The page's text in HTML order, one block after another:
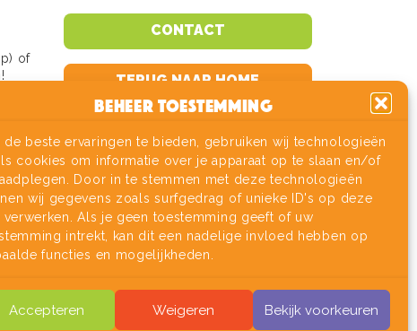
Beheer toestemming
de beste ervaringen te bieden, gebruiken wij technologieën
cookies om informatie over je apparaat op te slaan en/of
Door in te stemmen met deze technologieën
wij gegevens zoals surfgedrag of unieke ID's op deze
verwerken. Als je geen toestemming geeft of uw
intrekt, kan dit een nadelige invloed hebben op
functies en mogelijkheden.
Accepteren Weigeren Bekijk voorkeuren
of
CONTACT
TERUG NAAR HOME